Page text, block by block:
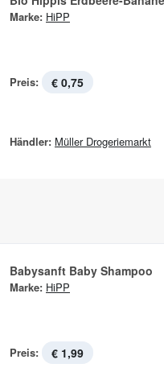
Marke: HiPP
Preis: € 0,75
Händler: Müller Drogeriemarkt
Babysanft Baby Shampoo
Marke: HiPP
Preis: € 1,99